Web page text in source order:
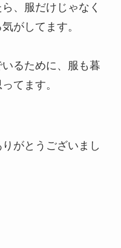
、服だけじゃなく
がしてます。
るために、服も暮
てます。
がとうございまし